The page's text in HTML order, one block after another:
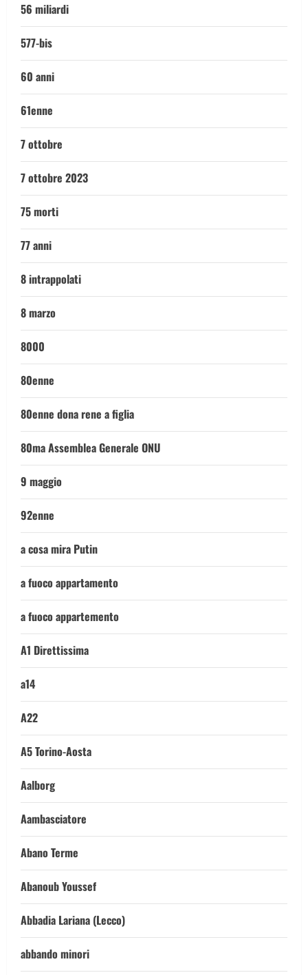
56 miliardi
577-bis
60 anni
61enne
7 ottobre
7 ottobre 2023
75 morti
77 anni
8 intrappolati
8 marzo
8000
80enne
80enne dona rene a figlia
80ma Assemblea Generale ONU
9 maggio
92enne
a cosa mira Putin
a fuoco appartamento
a fuoco appartemento
A1 Direttissima
a14
A22
A5 Torino-Aosta
Aalborg
Aambasciatore
Abano Terme
Abanoub Youssef
Abbadia Lariana (Lecco)
abbando minori